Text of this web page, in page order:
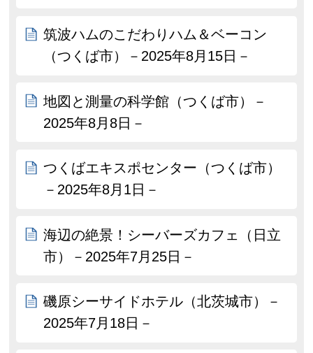
筑波ハムのこだわりハム＆ベーコン
（つくば市）－2025年8月15日－
地図と測量の科学館（つくば市）－
2025年8月8日－
つくばエキスポセンター（つくば市）
－2025年8月1日－
海辺の絶景！シーバーズカフェ（日立
市）－2025年7月25日－
磯原シーサイドホテル（北茨城市）－
2025年7月18日－